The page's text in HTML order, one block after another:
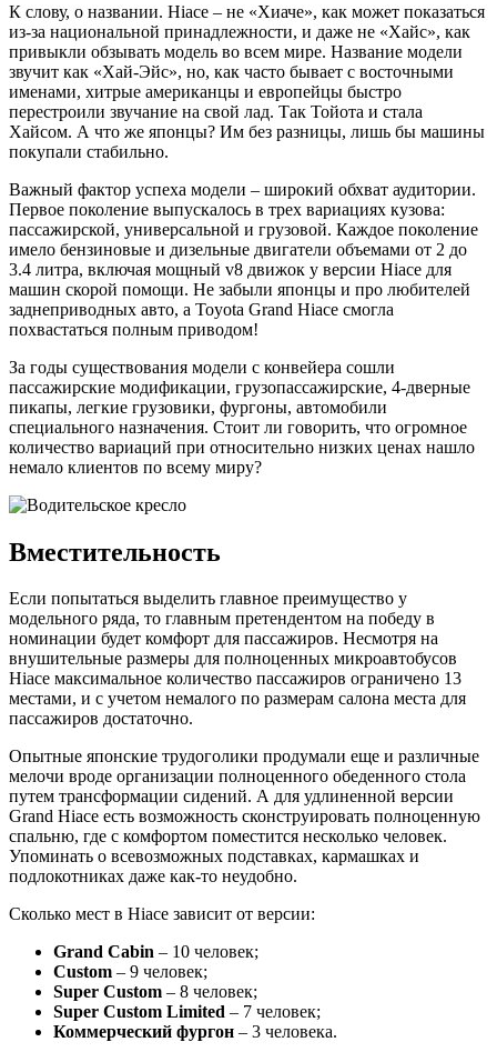
К слову, о названии. Hiace – не «Хиаче», как может показаться
из-за национальной принадлежности, и даже не «Хайс», как
привыкли обзывать модель во всем мире. Название модели
звучит как «Хай-Эйс», но, как часто бывает с восточными
именами, хитрые американцы и европейцы быстро
перестроили звучание на свой лад. Так Тойота и стала
Хайсом. А что же японцы? Им без разницы, лишь бы машины
покупали стабильно.
Важный фактор успеха модели – широкий обхват аудитории.
Первое поколение выпускалось в трех вариациях кузова:
пассажирской, универсальной и грузовой. Каждое поколение
имело бензиновые и дизельные двигатели объемами от 2 до
3.4 литра, включая мощный v8 движок у версии Hiace для
машин скорой помощи. Не забыли японцы и про любителей
заднеприводных авто, а Toyota Grand Hiace смогла
похвастаться полным приводом!
За годы существования модели с конвейера сошли
пассажирские модификации, грузопассажирские, 4-дверные
пикапы, легкие грузовики, фургоны, автомобили
специального назначения. Стоит ли говорить, что огромное
количество вариаций при относительно низких ценах нашло
немало клиентов по всему миру?
Вместительность
Если попытаться выделить главное преимущество у
модельного ряда, то главным претендентом на победу в
номинации будет комфорт для пассажиров. Несмотря на
внушительные размеры для полноценных микроавтобусов
Hiace максимальное количество пассажиров ограничено 13
местами, и с учетом немалого по размерам салона места для
пассажиров достаточно.
Опытные японские трудоголики продумали еще и различные
мелочи вроде организации полноценного обеденного стола
путем трансформации сидений. А для удлиненной версии
Grand Hiace есть возможность сконструировать полноценную
спальню, где с комфортом поместится несколько человек.
Упоминать о всевозможных подставках, кармашках и
подлокотниках даже как-то неудобно.
Сколько мест в Hiace зависит от версии:
Grand Cabin – 10 человек;
Custom – 9 человек;
Super Custom – 8 человек;
Super Custom Limited – 7 человек;
Коммерческий фургон – 3 человека.